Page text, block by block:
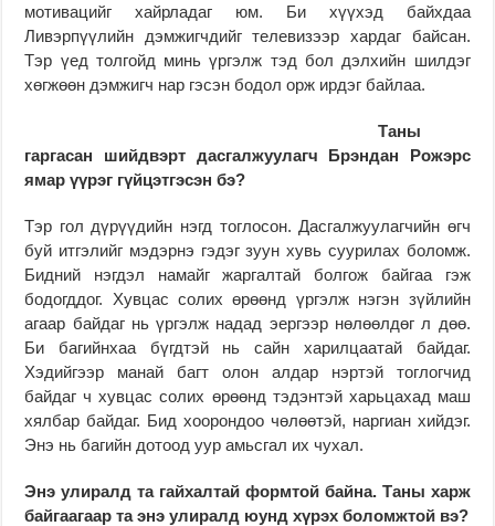
мотивацийг хайрладаг юм. Би хүүхэд байхдаа
Ливэрпүүлийн дэмжигчдийг телевизээр хардаг байсан.
Тэр үед толгойд минь үргэлж тэд бол дэлхийн шилдэг
хөгжөөн дэмжигч нар гэсэн бодол орж ирдэг байлаа.
Таны
гаргасан шийдвэрт дасгалжуулагч Брэндан Рожэрс
ямар үүрэг гүйцэтгэсэн бэ?
Тэр гол дүрүүдийн нэгд тоглосон. Дасгалжуулагчийн өгч
буй итгэлийг мэдэрнэ гэдэг зуун хувь суурилах боломж.
Бидний нэгдэл намайг жаргалтай болгож байгаа гэж
бодогддог. Хувцас солих өрөөнд үргэлж нэгэн зүйлийн
агаар байдаг нь үргэлж надад эергээр нөлөөлдөг л дөө.
Би багийнхаа бүгдтэй нь сайн харилцаатай байдаг.
Хэдийгээр манай багт олон алдар нэртэй тоглогчид
байдаг ч хувцас солих өрөөнд тэдэнтэй харьцахад маш
хялбар байдаг. Бид хоорондоо чөлөөтэй, наргиан хийдэг.
Энэ нь багийн дотоод уур амьсгал их чухал.
Энэ улиралд та гайхалтай формтой байна. Таны харж
байгаагаар та энэ улиралд юунд хүрэх боломжтой вэ?